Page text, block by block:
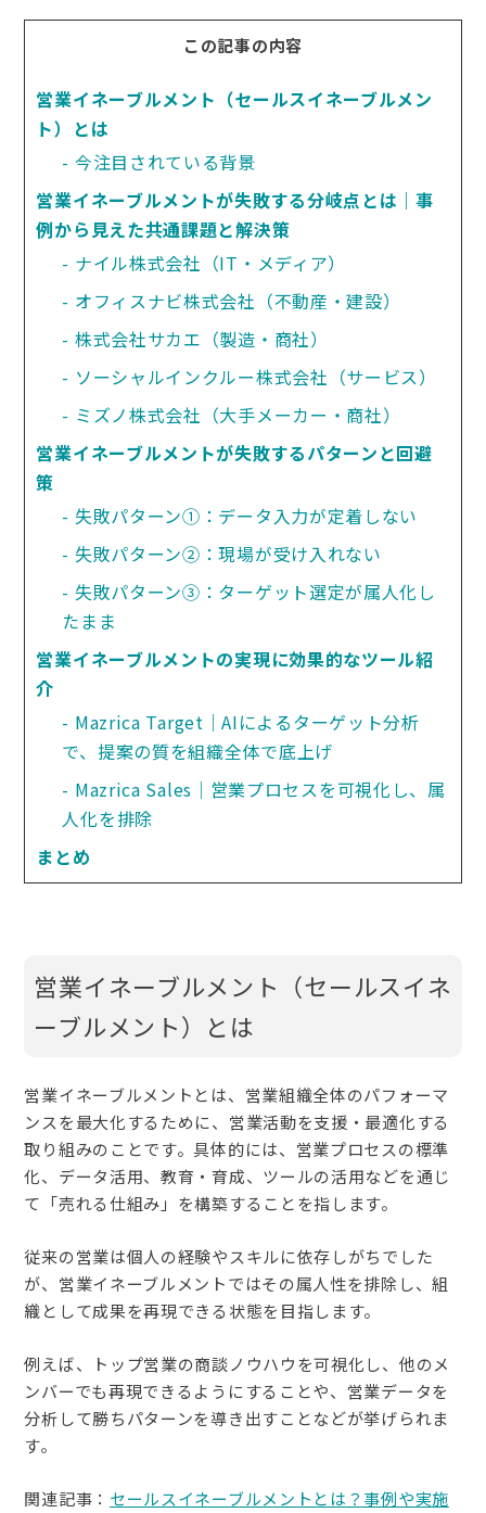
この記事の内容
営業イネーブルメント（セールスイネーブルメン
ト）とは
今注目されている背景
営業イネーブルメントが失敗する分岐点とは｜事
例から見えた共通課題と解決策
ナイル株式会社（IT・メディア）
オフィスナビ株式会社（不動産・建設）
株式会社サカエ（製造・商社）
ソーシャルインクルー株式会社（サービス）
ミズノ株式会社（大手メーカー・商社）
営業イネーブルメントが失敗するパターンと回避
策
失敗パターン①：データ入力が定着しない
失敗パターン②：現場が受け入れない
失敗パターン③：ターゲット選定が属人化し
たまま
営業イネーブルメントの実現に効果的なツール紹
介
Mazrica Target｜AIによるターゲット分析
で、提案の質を組織全体で底上げ
Mazrica Sales｜営業プロセスを可視化し、属
人化を排除
まとめ
営業イネーブルメント（セールスイネ
ーブルメント）とは
営業イネーブルメントとは、営業組織全体のパフォーマ
ンスを最大化するために、営業活動を支援・最適化する
取り組みのことです。具体的には、営業プロセスの標準
化、データ活用、教育・育成、ツールの活用などを通じ
て「売れる仕組み」を構築することを指します。
従来の営業は個人の経験やスキルに依存しがちでした
が、営業イネーブルメントではその属人性を排除し、組
織として成果を再現できる状態を目指します。
例えば、トップ営業の商談ノウハウを可視化し、他のメ
ンバーでも再現できるようにすることや、営業データを
分析して勝ちパターンを導き出すことなどが挙げられま
す。
関連記事： セールスイネーブルメントとは？事例や実施